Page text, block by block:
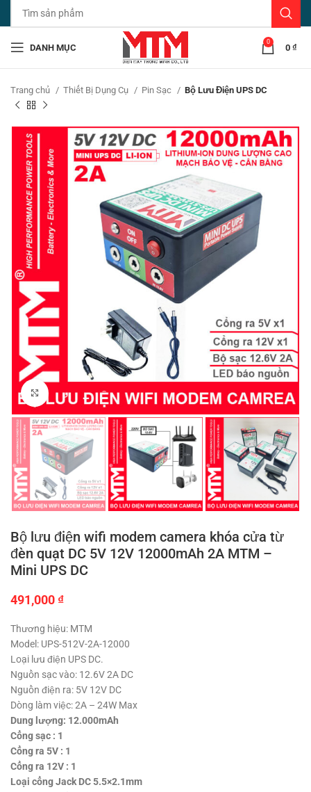
DANH MỤC
0
0 ₫
Trang chủ Thiết Bị Dụng Cụ Pin Sạc Bộ Lưu Điện UPS DC
Click to enlarge
Bộ lưu điện wifi modem camera khóa cửa từ
đèn quạt DC 5V 12V 12000mAh 2A MTM –
Mini UPS DC
491,000 ₫
Thương hiệu: MTM
Model: UPS-512V-2A-12000
Loại lưu điện UPS DC.
Nguồn sạc vào: 12.6V 2A DC
Nguồn điện ra: 5V 12V DC
Dòng làm việc: 2A – 24W Max
Dung lượng: 12.000mAh
Cổng sạc : 1
Cổng ra 5V : 1
Cổng ra 12V : 1
Loại cổng Jack DC 5.5×2.1mm